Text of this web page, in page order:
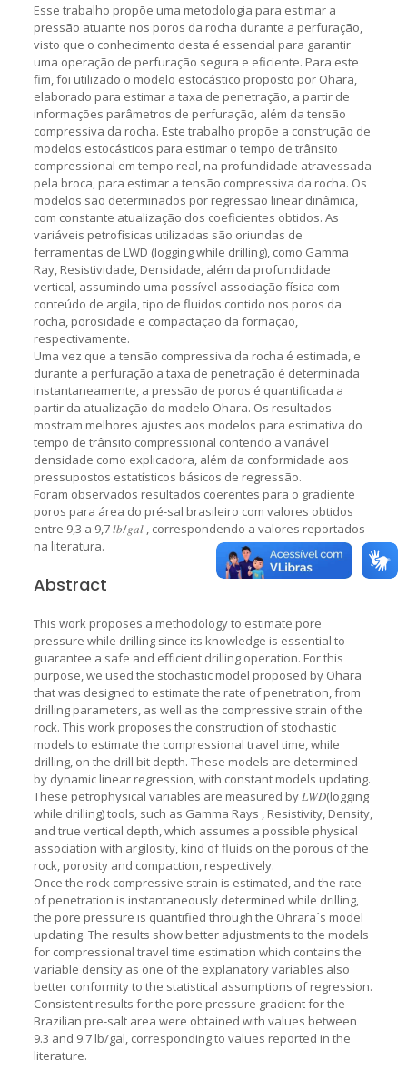
Esse trabalho propõe uma metodologia para estimar a
pressão atuante nos poros da rocha durante a perfuração,
visto que o conhecimento desta é essencial para garantir
uma operação de perfuração segura e eficiente. Para este
fim, foi utilizado o modelo estocástico proposto por Ohara,
elaborado para estimar a taxa de penetração, a partir de
informações parâmetros de perfuração, além da tensão
compressiva da rocha. Este trabalho propõe a construção de
modelos estocásticos para estimar o tempo de trânsito
compressional em tempo real, na profundidade atravessada
pela broca, para estimar a tensão compressiva da rocha. Os
modelos são determinados por regressão linear dinâmica,
com constante atualização dos coeficientes obtidos. As
variáveis petrofísicas utilizadas são oriundas de
ferramentas de LWD (logging while drilling), como Gamma
Ray, Resistividade, Densidade, além da profundidade
vertical, assumindo uma possível associação física com
conteúdo de argila, tipo de fluidos contido nos poros da
rocha, porosidade e compactação da formação,
respectivamente.
Uma vez que a tensão compressiva da rocha é estimada, e
durante a perfuração a taxa de penetração é determinada
instantaneamente, a pressão de poros é quantificada a
partir da atualização do modelo Ohara. Os resultados
mostram melhores ajustes aos modelos para estimativa do
tempo de trânsito compressional contendo a variável
densidade como explicadora, além da conformidade aos
pressupostos estatísticos básicos de regressão.
Foram observados resultados coerentes para o gradiente
poros para área do pré-sal brasileiro com valores obtidos
entre 9,3 a 9,7 𝑙𝑏/𝑔𝑎𝑙 , correspondendo a valores reportados
na literatura.
Abstract
This work proposes a methodology to estimate pore
pressure while drilling since its knowledge is essential to
guarantee a safe and efficient drilling operation. For this
purpose, we used the stochastic model proposed by Ohara
that was designed to estimate the rate of penetration, from
drilling parameters, as well as the compressive strain of the
rock. This work proposes the construction of stochastic
models to estimate the compressional travel time, while
drilling, on the drill bit depth. These models are determined
by dynamic linear regression, with constant models updating.
These petrophysical variables are measured by 𝐿𝑊𝐷(logging
while drilling) tools, such as Gamma Rays , Resistivity, Density,
and true vertical depth, which assumes a possible physical
association with argilosity, kind of fluids on the porous of the
rock, porosity and compaction, respectively.
Once the rock compressive strain is estimated, and the rate
of penetration is instantaneously determined while drilling,
the pore pressure is quantified through the Ohrara´s model
updating. The results show better adjustments to the models
for compressional travel time estimation which contains the
variable density as one of the explanatory variables also
better conformity to the statistical assumptions of regression.
Consistent results for the pore pressure gradient for the
Brazilian pre-salt area were obtained with values between
9.3 and 9.7 lb/gal, corresponding to values reported in the
literature.